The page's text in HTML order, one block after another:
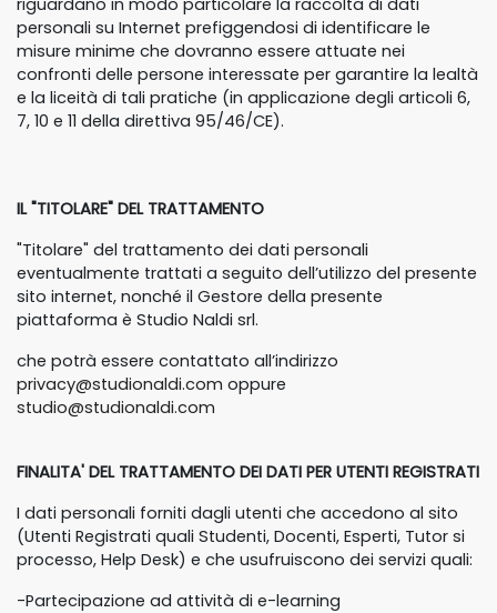
riguardano in modo particolare la raccolta di dati
personali su Internet prefiggendosi di identificare le
misure minime che dovranno essere attuate nei
confronti delle persone interessate per garantire la lealtà
e la liceità di tali pratiche (in applicazione degli articoli 6,
7, 10 e 11 della direttiva 95/46/CE).
IL "TITOLARE" DEL TRATTAMENTO
"Titolare" del trattamento dei dati personali
eventualmente trattati a seguito dell’utilizzo del presente
sito internet, nonché il Gestore della presente
piattaforma è Studio Naldi srl.
che potrà essere contattato all’indirizzo
privacy@studionaldi.com oppure
studio@studionaldi.com
FINALITA' DEL TRATTAMENTO DEI DATI PER UTENTI REGISTRATI
I dati personali forniti dagli utenti che accedono al sito
(Utenti Registrati quali Studenti, Docenti, Esperti, Tutor si
processo, Help Desk) e che usufruiscono dei servizi quali:
-Partecipazione ad attività di e-learning